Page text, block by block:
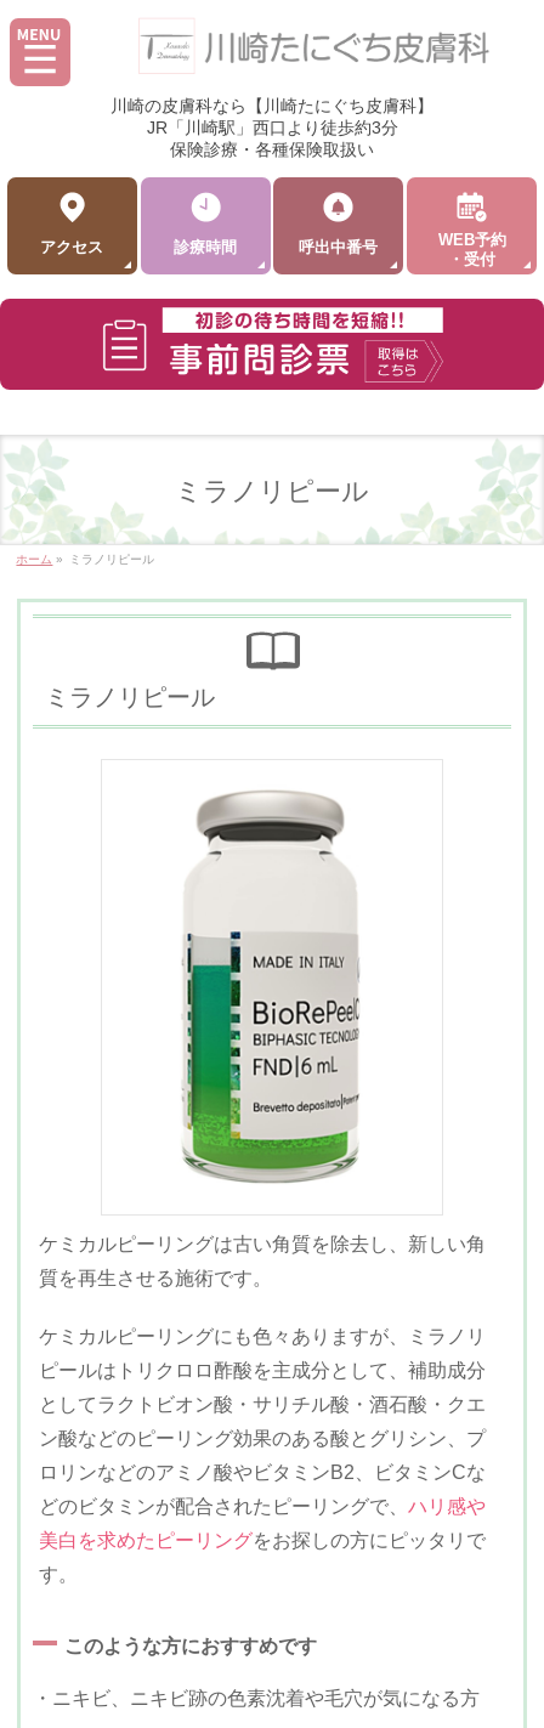
川崎の皮膚科なら【川崎たにぐち皮膚科】
JR「川崎駅」西口より徒歩約3分
保険診療・各種保険取扱い
アクセス 診療時間 呼出中番号
WEB予約
・受付
ミラノリピール
ホーム » ミラノリピール
ミラノリピール
ケミカルピーリングは古い角質を除去し、新しい角
質を再生させる施術です。
ケミカルピーリングにも色々ありますが、ミラノリ
ピールはトリクロロ酢酸を主成分として、補助成分
としてラクトビオン酸・サリチル酸・酒石酸・クエ
ン酸などのピーリング効果のある酸とグリシン、プ
ロリンなどのアミノ酸やビタミンB2、ビタミンCな
どのビタミンが配合されたピーリングで、ハリ感や
美白を求めたピーリングをお探しの方にピッタリで
す。
このような方におすすめです
・ニキビ、ニキビ跡の色素沈着や毛穴が気になる方